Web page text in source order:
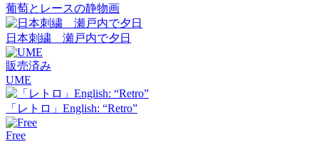
葡萄とレースの静物画
日本刺繍 瀬戸内で夕日
販売済み
UME
「レトロ」English: “Retro”
Free